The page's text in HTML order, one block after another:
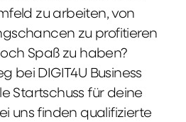
zu arbeiten, von
zu profitieren
Spaß zu haben?
bei DIGIT4U Business
Startschuss für deine
uns finden qualifizierte